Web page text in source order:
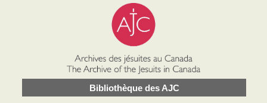
Bibliothèque des AJC